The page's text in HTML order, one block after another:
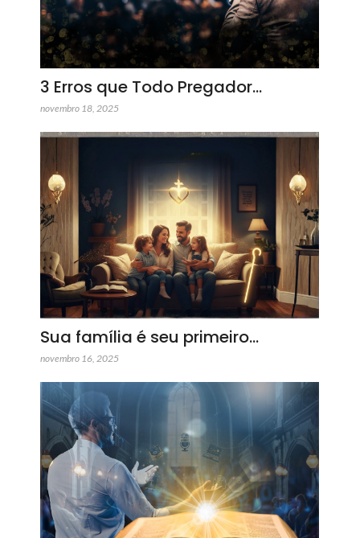
3 Erros que Todo Pregador…
novembro 18, 2025
Sua família é seu primeiro…
novembro 16, 2025